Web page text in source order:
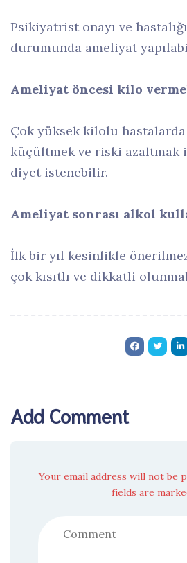
Psikiyatrist onayı ve
durumunda ameliyat
Ameliyat öncesi kilo
Çok yüksek kilolu
küçültmek ve riski azaltmak
diyet istenebilir.
Ameliyat sonrası alkol
İlk bir yıl kesinlikle
çok kısıtlı ve dikkatli
Add Comment
Your email address will not be
fields are